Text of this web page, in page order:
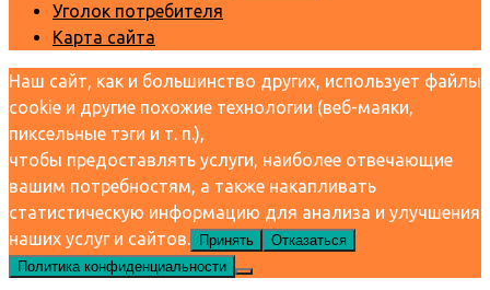
Уголок потребителя
Карта сайта
Наш сайт, как и большинство других, использует файлы
cookie и другие похожие технологии (веб-маяки,
пиксельные тэги и т. п.),
чтобы предоставлять услуги, наиболее отвечающие
вашим потребностям, а также накапливать
статистическую информацию для анализа и улучшения
наших услуг и сайтов.
Принять
Отказаться
Политика конфиденциальности